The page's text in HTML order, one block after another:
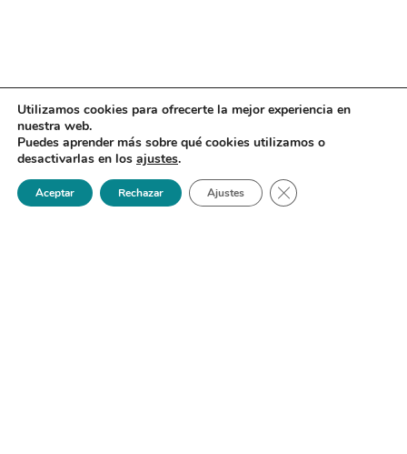
Utilizamos cookies para ofrecerte la mejor experiencia en
nuestra web.
Puedes aprender más sobre qué cookies utilizamos o
desactivarlas en los ajustes.
Aceptar Rechazar Ajustes Cerrar el banner de